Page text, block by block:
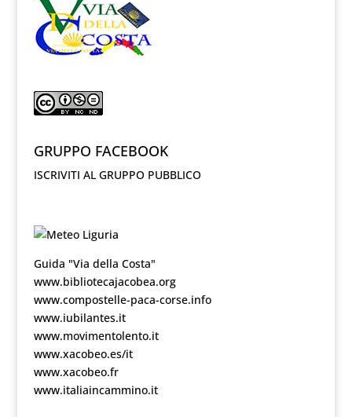
GRUPPO FACEBOOK
ISCRIVITI AL GRUPPO PUBBLICO
Guida "Via della Costa"
www.bibliotecajacobea.org
www.compostelle-paca-corse.info
www.iubilantes.it
www.movimentolento.it
www.xacobeo.es/it
www.xacobeo.fr
www.italiaincammino.it